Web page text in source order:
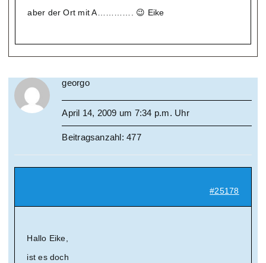
aber der Ort mit A…………. 😉 Eike
georgo
April 14, 2009 um 7:34 p.m. Uhr
Beitragsanzahl: 477
#25178
Hallo Eike,
ist es doch